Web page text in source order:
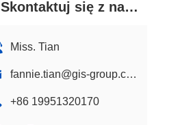
Skontaktuj się z nami
Miss. Tian
fannie.tian@gis-group.com.cn
+86 19951320170